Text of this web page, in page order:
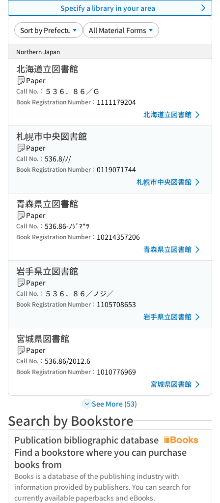
Specify a library in your area
Northern Japan
北海道立図書館
Paper
Call No.： ５３６．８６／Ｇ
Book Registration Number： 1111179204
北海道立図書館
札幌市中央図書館
Paper
Call No.： 536.8/ﾉ/
Book Registration Number： 0119071744
札幌市中央図書館
青森県立図書館
Paper
Call No.： 536.86-ﾉｼﾞﾏ*ﾂ
Book Registration Number： 10214357206
青森県立図書館
岩手県立図書館
Paper
Call No.： ５３６．８６／ノジ／
Book Registration Number： 1105708653
岩手県立図書館
宮城県図書館
Paper
Call No.： 536.86/2012.6
Book Registration Number： 1010776969
宮城県図書館
See More (53)
Search by Bookstore
Publication bibliographic database
Find a bookstore where you can purchase
books from
Books is a database of the publishing industry with
information provided by publishers. You can search for
currently available paperbacks and eBooks.